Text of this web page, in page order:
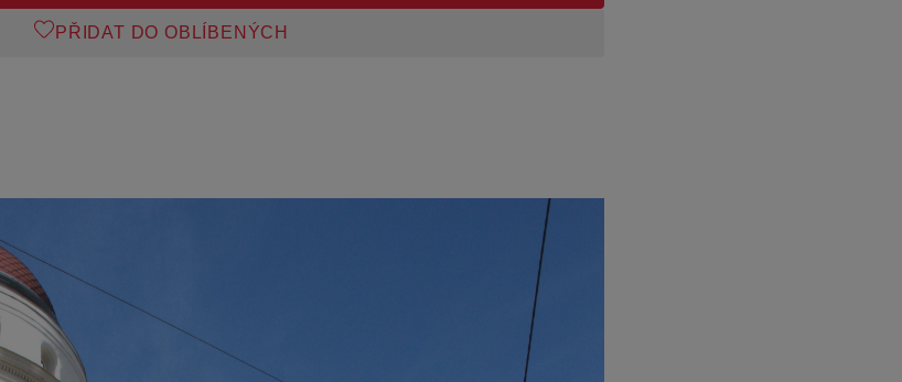
PŘIDAT DO OBLÍBENÝCH